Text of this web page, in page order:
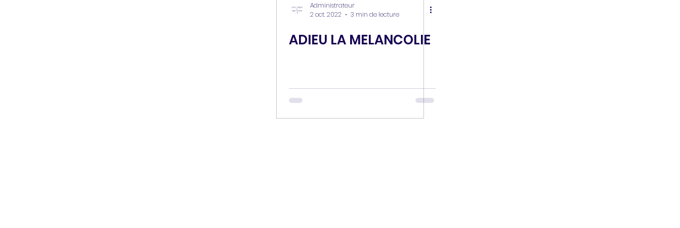
Administrateur
2 oct. 2022
3 min de lecture
ADIEU LA MELANCOLIE